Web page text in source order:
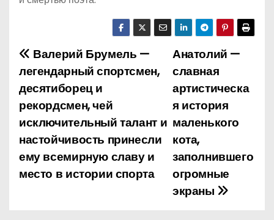
Н
а
в
и
г
Анатолий —
славная
артистическа
я история
маленького
кота,
заполнившего
огромные
экраны
Валерий Брумель —
легендарный спортсмен,
десятиборец и
рекордсмен, чей
исключительный талант и
настойчивость принесли
ему всемирную славу и
место в истории спорта